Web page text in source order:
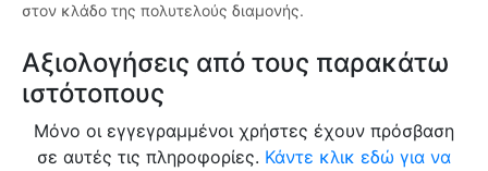
στον κλάδο της πολυτελούς διαμονής.
Αξιολογήσεις από τους παρακάτω
ιστότοπους
Μόνο οι εγγεγραμμένοι χρήστες έχουν πρόσβαση
σε αυτές τις πληροφορίες. Κάντε κλικ εδώ για να